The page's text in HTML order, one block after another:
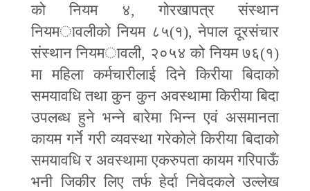
को नियम ४,गोरखापत्र संस्थान
नियमावलीको नियम ८५(१),नेपाल दूरसंचार
संस्थान नियमावली, २०५४ को नियम ७६(१)
मा महिला कर्मचारीलाई दिने किरीया बिदाको
समयावधि तथा कुन कुन अवस्थामा किरीया बिदा
उपलब्ध हुने भन्ने बारेमा भिन्न एवं असमानता
कायम गर्ने गरी व्यवस्था गरेकोले किरीया बिदाको
समयावधि र अवस्थामा एकरुपता कायम गरिपाऊँ
भनी जिकीर लिए तर्फ हेर्दा निवेदकले उल्लेख